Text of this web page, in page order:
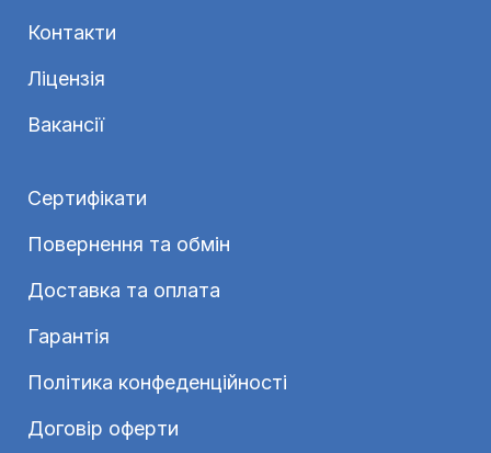
Контакти
Ліцензія
Вакансії
Сертифікати
Повернення та обмін
Доставка та оплата
Гарантія
Політика конфеденційності
Договір оферти